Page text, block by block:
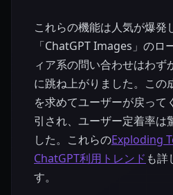
これらの機能は人気が爆発
「ChatGPT Images」のロ
ィア系の問い合わせはわず
に跳ね上がりました。この
を求めてユーザーが戻って
引され、ユーザー定着率は
した。これらのExploding
ChatGPT利用トレンド も詳
す。